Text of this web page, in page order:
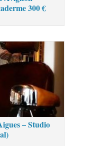
300 €
– Studio